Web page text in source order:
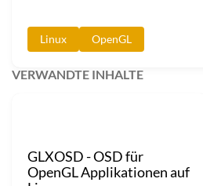
Linux OpenGL
VERWANDTE INHALTE
GLXOSD - OSD für
OpenGL Applikationen auf